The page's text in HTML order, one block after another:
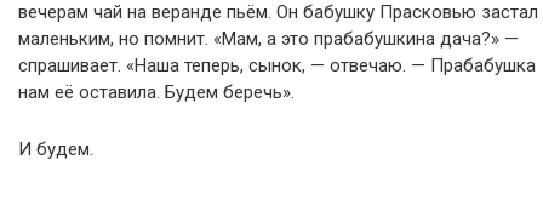
вечерам чай на веранде пьём. Он бабушку Прасковью застал
маленьким, но помнит. «Мам, а это прабабушкина дача?» —
спрашивает. «Наша теперь, сынок, — отвечаю. — Прабабушка
нам её оставила. Будем беречь».
И будем.